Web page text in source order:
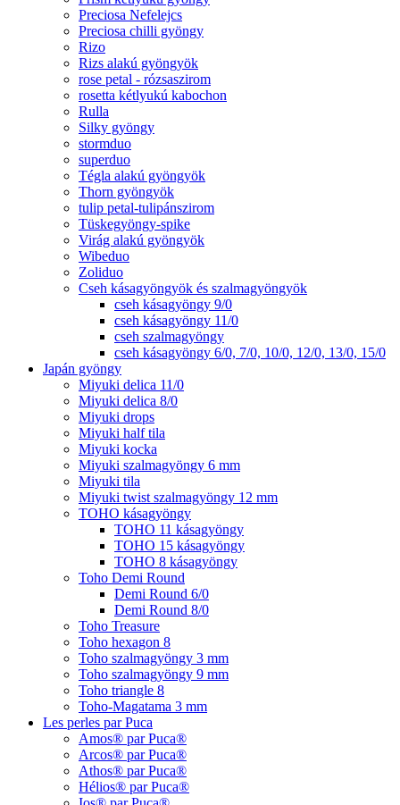
Preciosa Nefelejcs
Preciosa chilli gyöngy
Rizo
Rizs alakú gyöngyök
rose petal - rózsaszirom
rosetta kétlyukú kabochon
Rulla
Silky gyöngy
stormduo
superduo
Tégla alakú gyöngyök
Thorn gyöngyök
tulip petal-tulipánszirom
Tüskegyöngy-spike
Virág alakú gyöngyök
Wibeduo
Zoliduo
Cseh kásagyöngyök és szalmagyöngyök
cseh kásagyöngy 9/0
cseh kásagyöngy 11/0
cseh szalmagyöngy
cseh kásagyöngy 6/0, 7/0, 10/0, 12/0, 13/0, 15/0
Japán gyöngy
Miyuki delica 11/0
Miyuki delica 8/0
Miyuki drops
Miyuki half tila
Miyuki kocka
Miyuki szalmagyöngy 6 mm
Miyuki tila
Miyuki twist szalmagyöngy 12 mm
TOHO kásagyöngy
TOHO 11 kásagyöngy
TOHO 15 kásagyöngy
TOHO 8 kásagyöngy
Toho Demi Round
Demi Round 6/0
Demi Round 8/0
Toho Treasure
Toho hexagon 8
Toho szalmagyöngy 3 mm
Toho szalmagyöngy 9 mm
Toho triangle 8
Toho-Magatama 3 mm
Les perles par Puca
Amos® par Puca®
Arcos® par Puca®
Athos® par Puca®
Hélios® par Puca®